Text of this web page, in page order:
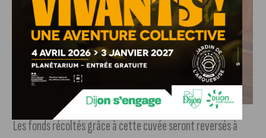
Cette année, les fonds de la cuvée des Bienfaiteurs seront reversés à l’association Ani’nomades
Les fonds récoltés grâce à cette cuvée seront reversés à